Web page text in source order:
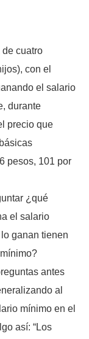
de cuatro
con el
el salario
durante
precio que
pesos, 101 por
¿qué
el salario
ganan tienen
antes
al
mínimo en el
así: “Los